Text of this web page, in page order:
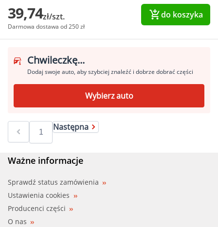
39,74zł/szt.
Darmowa dostawa od 250 zł
do koszyka
Chwileczkę...
Dodaj swoje auto, aby szybciej znaleźć i dobrze dobrać części
Wybierz auto
Następna
Ważne informacje
Sprawdź status zamówienia
Ustawienia cookies
Producenci części
O nas